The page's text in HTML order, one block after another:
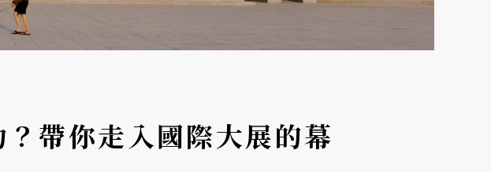
帶你走入國際大展的幕